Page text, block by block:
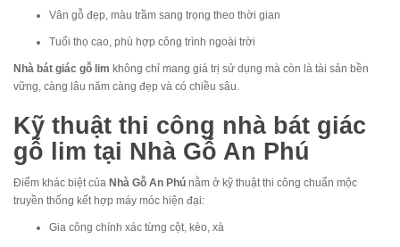
Vân gỗ đẹp, màu trầm sang trọng theo thời gian
Tuổi thọ cao, phù hợp công trình ngoài trời
Nhà bát giác gỗ lim không chỉ mang giá trị sử dụng mà còn là tài sản bền
vững, càng lâu năm càng đẹp và có chiều sâu.
Kỹ thuật thi công nhà bát giác
gỗ lim tại Nhà Gỗ An Phú
Điểm khác biệt của Nhà Gỗ An Phú nằm ở kỹ thuật thi công chuẩn mộc
truyền thống kết hợp máy móc hiện đại:
Gia công chính xác từng cột, kèo, xà